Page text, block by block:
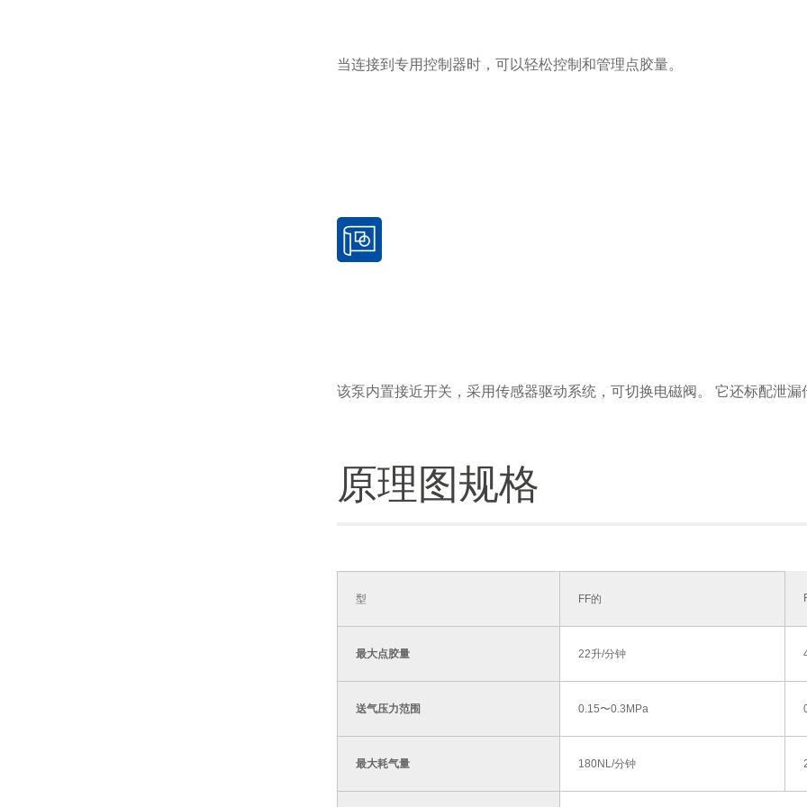
当连接到专用控制器时，可以轻松控制和管理点胶量。
该泵内置接近开关，采用传感器驱动系统，可切换电磁阀。 它还标配泄漏
原理图规格
型 FF的
最大点胶量 22升/分钟
送气压力范围 0.15〜0.3MPa
最大耗气量 180NL/分钟